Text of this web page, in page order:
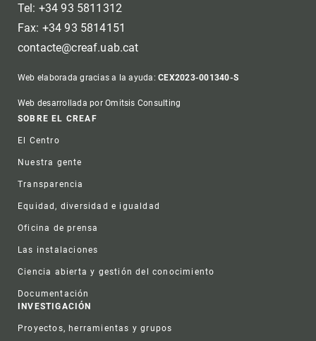
Tel: +34 93 5811312
Fax: +34 93 5814151
contacte@creaf.uab.cat
Web elaborada gracias a la ayuda:CEX2023-001340-S
Web desarrollada por Omitsis Consulting
Footer
SOBRE EL CREAF
El Centro
Nuestra gente
Transparencia
Equidad, diversidad e igualdad
Oficina de prensa
Las instalaciones
Ciencia abierta y gestión del conocimiento
Documentación
INVESTIGACIÓN
Proyectos, herramientas y grupos